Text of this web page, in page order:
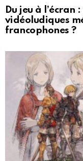
Du jeu à
vidéoludiques
francophones ?